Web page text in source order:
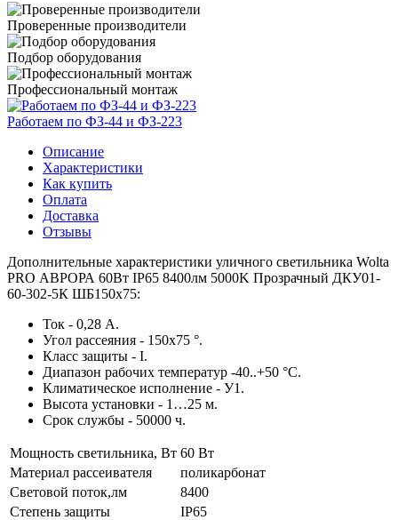
Проверенные производители
Подбор оборудования
Профессиональный монтаж
Работаем по ФЗ-44 и ФЗ-223
Описание
Характеристики
Как купить
Оплата
Доставка
Отзывы
Дополнительные характеристики уличного светильника Wolta
PRO АВРОРА 60Вт IP65 8400лм 5000K Прозрачный ДКУ01-
60-302-5К ШБ150х75:
Ток - 0,28 А.
Угол рассеяния - 150х75 °.
Класс защиты - I.
Диапазон рабочих температур -40..+50 °С.
Климатическое исполнение - У1.
Высота установки - 1…25 м.
Срок службы - 50000 ч.
Мощность светильника, Вт 60 Вт
Материал рассеивателя
поликарбонат
Световой поток,лм
8400
Степень защиты
IP65